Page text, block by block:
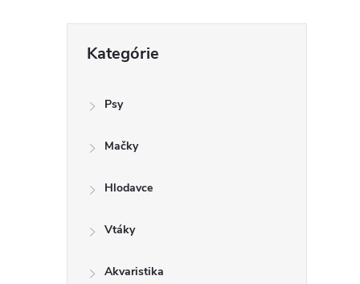
kategórie
Kategórie
Psy
Mačky
Hlodavce
Vtáky
Akvaristika